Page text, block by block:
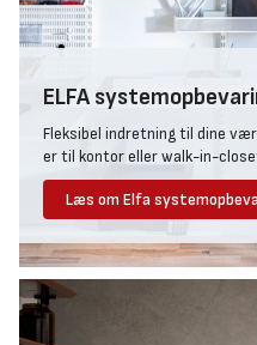
ELFA
Fleksibel indretning til dine
er til kontor eller walk-in-
Læs om Elfa